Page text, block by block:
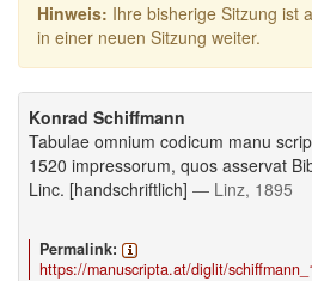
Hinweis: Ihre bisherige Sitzung ist
in einer neuen Sitzung weiter.
Konrad Schiffmann
Tabulae omnium codicum manu
1520 impressorum, quos asservat
Linc. [handschriftlich] — Linz, 1895
Permalink:
https://manuscripta.at/diglit/